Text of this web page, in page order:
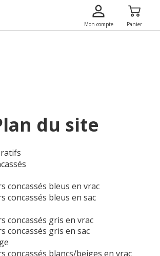
Mon compte Panier
du site
concassés bleus en vrac
concassés bleus en sac
concassés gris en vrac
concassés gris en sac
concassés blancs/beiges en vrac